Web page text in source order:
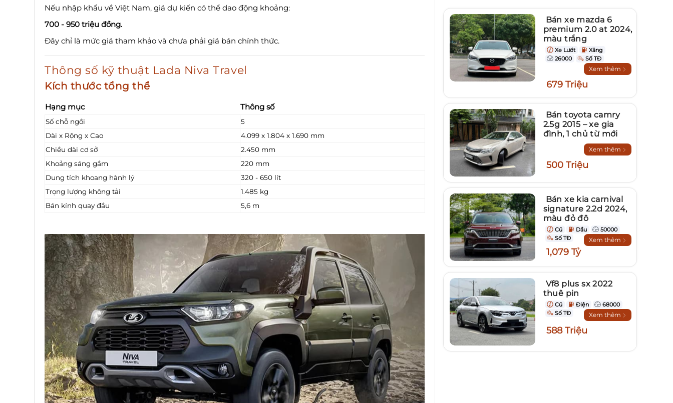
Nếu nhập khẩu về Việt Nam, giá dự kiến có thể dao động khoảng:
700 - 950 triệu đồng.
Đây chỉ là mức giá tham khảo và chưa phải giá bán chính thức.
Thông số kỹ thuật Lada Niva Travel
Kích thước tổng thể
Hạng mục Thông số
Số chỗ ngồi
5
Dài x Rộng x Cao
4.099 x 1.804 x 1.690 mm
Chiều dài cơ sở
2.450 mm
Khoảng sáng gầm
220 mm
Dung tích khoang hành lý
320 - 650 lít
Trọng lượng không tải
1.485 kg
Bán kính quay đầu
5,6 m
Bán xe mazda 6
premium 2.0 at 2024,
màu trắng
Xe Lướt
Xăng
26000
Số TĐ
Xem thêm
679 Triệu
Bán toyota camry
2.5g 2015 – xe gia
đình, 1 chủ từ mới
Xem thêm
500 Triệu
Bán xe kia carnival
signature 2.2d 2024,
màu đỏ đô
Cũ Dầu
50000
Số TĐ
Xem thêm
1,079 Tỷ
Vf8 plus sx 2022
thuê pin
Cũ Điện
68000
Số TĐ
Xem thêm
588 Triệu